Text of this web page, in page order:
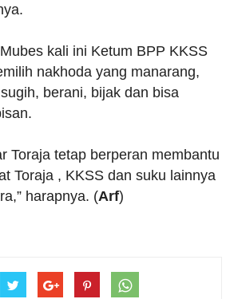
kali ini Ketum BPP KKSS
nakhoda yang manarang,
berani, bijak dan bisa
Toraja tetap berperan membantu
Toraja , KKSS dan suku lainnya
harapnya. (Arf)